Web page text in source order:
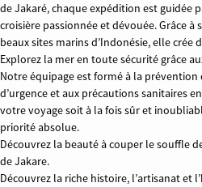
de Jakaré, chaque expédition est guidée
croisière passionnée et dévouée. Grâce
beaux sites marins d’Indonésie, elle crée
Explorez la mer en toute sécurité grâce
Notre équipage est formé à la
d’urgence et aux précautions sanitaires
votre voyage soit à la fois sûr et
priorité absolue.
Découvrez la beauté à couper le souffle
de Jakare.
Découvrez la riche histoire, l’artisanat et